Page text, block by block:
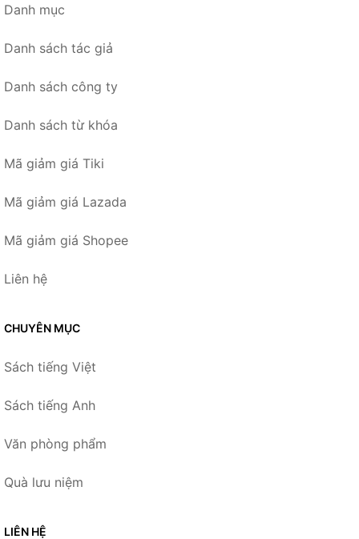
Danh mục
Danh sách tác giả
Danh sách công ty
Danh sách từ khóa
Mã giảm giá Tiki
Mã giảm giá Lazada
Mã giảm giá Shopee
Liên hệ
CHUYÊN MỤC
Sách tiếng Việt
Sách tiếng Anh
Văn phòng phẩm
Quà lưu niệm
LIÊN HỆ